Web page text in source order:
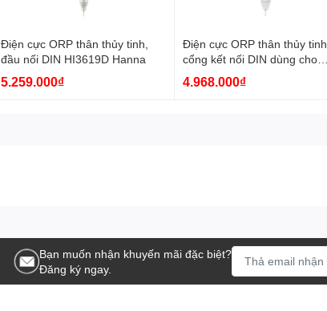
Điện cực ORP thân thủy tinh,
đầu nối DIN HI3619D Hanna
5.259.000₫
Điện cực ORP thân thủy tinh,
cổng kết nối DIN dùng cho
HI8314-1 HI3618D-1 Hanna
4.968.000₫
Bạn muốn nhận khuyến mãi đặc biệt?
Đăng ký ngay.